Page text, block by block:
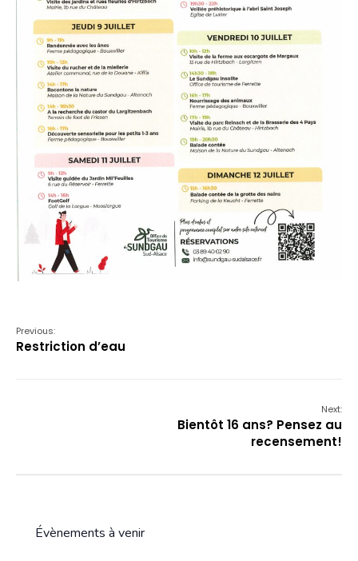
Previous:
Restriction d’eau
Next:
Bientôt 16 ans? Pensez au
recensement!
Évènements à venir